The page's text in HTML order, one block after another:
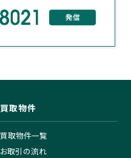
買取物件
買取物件一覧
お取引の流れ